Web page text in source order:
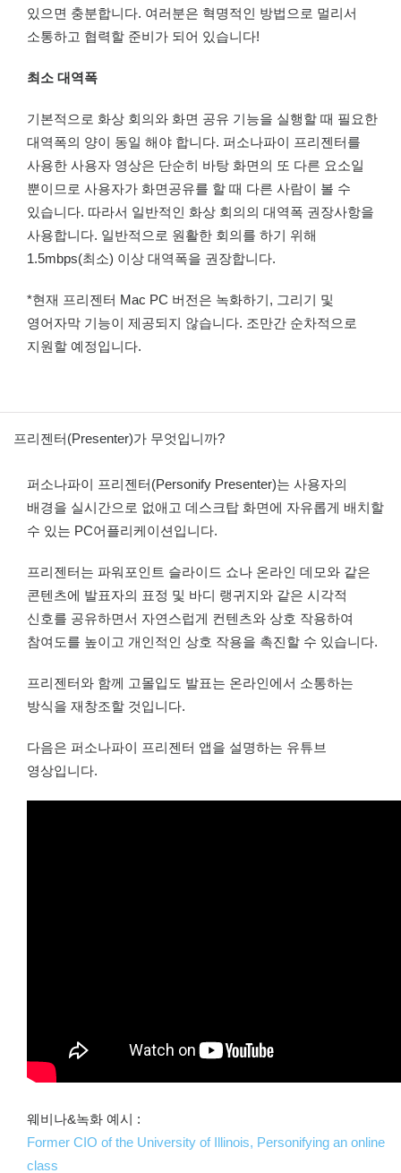
있으면 충분합니다. 여러분은 혁명적인 방법으로 멀리서
소통하고 협력할 준비가 되어 있습니다!
최소 대역폭
기본적으로 화상 회의와 화면 공유 기능을 실행할 때 필요한
대역폭의 양이 동일 해야 합니다. 퍼소나파이 프리젠터를
사용한 사용자 영상은 단순히 바탕 화면의 또 다른 요소일
뿐이므로 사용자가 화면공유를 할 때 다른 사람이 볼 수
있습니다. 따라서 일반적인 화상 회의의 대역폭 권장사항을
사용합니다. 일반적으로 원활한 회의를 하기 위해
1.5mbps(최소) 이상 대역폭을 권장합니다.
*현재 프리젠터 Mac PC 버전은 녹화하기, 그리기 및
영어자막 기능이 제공되지 않습니다. 조만간 순차적으로
지원할 예정입니다.
프리젠터(Presenter)가 무엇입니까?
퍼소나파이 프리젠터(Personify Presenter)는 사용자의
배경을 실시간으로 없애고 데스크탑 화면에 자유롭게 배치할
수 있는 PC어플리케이션입니다.
프리젠터는 파워포인트 슬라이드 쇼나 온라인 데모와 같은
콘텐츠에 발표자의 표정 및 바디 랭귀지와 같은 시각적
신호를 공유하면서 자연스럽게 컨텐츠와 상호 작용하여
참여도를 높이고 개인적인 상호 작용을 촉진할 수 있습니다.
프리젠터와 함께 고몰입도 발표는 온라인에서 소통하는
방식을 재창조할 것입니다.
다음은 퍼소나파이 프리젠터 앱을 설명하는 유튜브
영상입니다.
웨비나&녹화 예시 :
Former CIO of the University of Illinois, Personifying an online
class